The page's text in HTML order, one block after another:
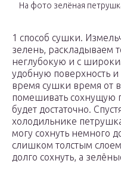
На фото зелёная
1 способ сушки.
зелень, раскладываем
неглубокую и с
удобную поверхность
время сушки время от
помешивать сохнущую
будет достаточно.
холодильнике
могу сохнуть немного
слишком толстым слоем
долго сохнуть, а